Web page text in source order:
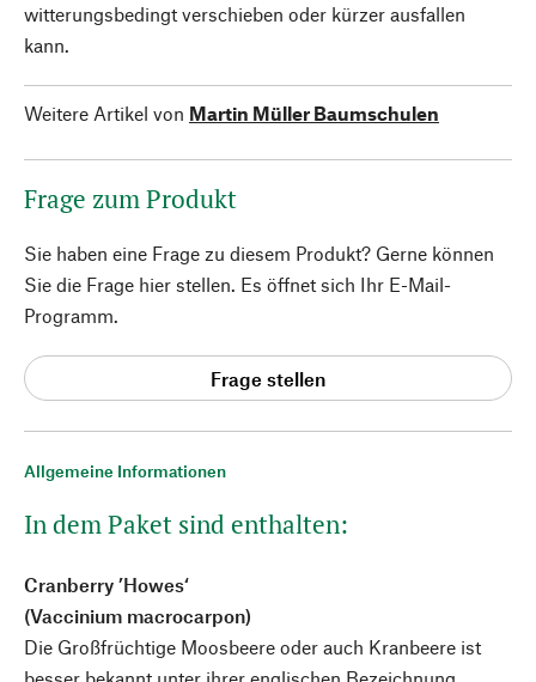
Allgemeine Informationen
In dem Paket sind enthalten:
Cranberry ’Howes‘
(Vaccinium macrocarpon)
Die Großfrüchtige Moosbeere oder auch Kranbeere ist
witterungsbedingt verschieben oder kürzer ausfallen
kann.
Weitere Artikel von Martin Müller Baumschulen
Frage zum Produkt
Sie haben eine Frage zu diesem Produkt? Gerne können
Sie die Frage hier stellen. Es öffnet sich Ihr E-Mail-
Programm.
Frage stellen